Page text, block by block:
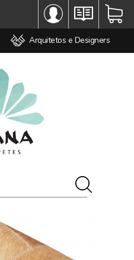
Arquitetos e Designers